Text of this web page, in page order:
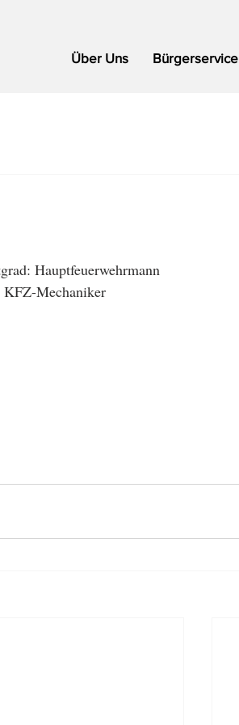
Über Uns Bürgerservice
Hauptfeuerwehrmann
Mechaniker